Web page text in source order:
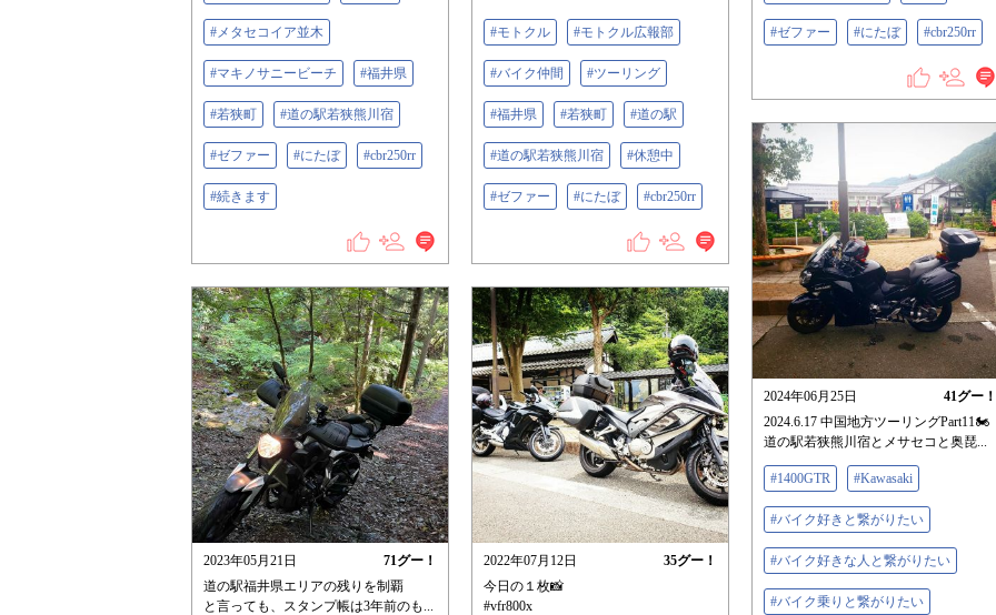
#メタセコイア並木
#マキノサニービーチ #福井県
#若狭町 #道の駅若狭熊川宿
#ゼファー #にたぼ #cbr250rr
#続きます
#ゼファー #にたぼ #cbr250rr
#モトクル #モトクル広報部
#バイク仲間 #ツーリング
#福井県 #若狭町 #道の駅
#道の駅若狭熊川宿 #休憩中
#ゼファー #にたぼ #cbr250rr
2024年06月25日 41グー！
2024.6.17 中国地方ツーリングPart11🏍⁡⁡
道の駅若狭熊川宿とメサセコと奥琵...
#1400GTR #Kawasaki
#バイク好きと繋がりたい
#バイク好きな人と繋がりたい
#バイク乗りと繋がりたい
2023年05月21日 71グー！
道の駅福井県エリアの残りを制覇
と言っても、スタンプ帳は3年前のも...
2022年07月12日 35グー！
今日の１枚📸
#vfr800x